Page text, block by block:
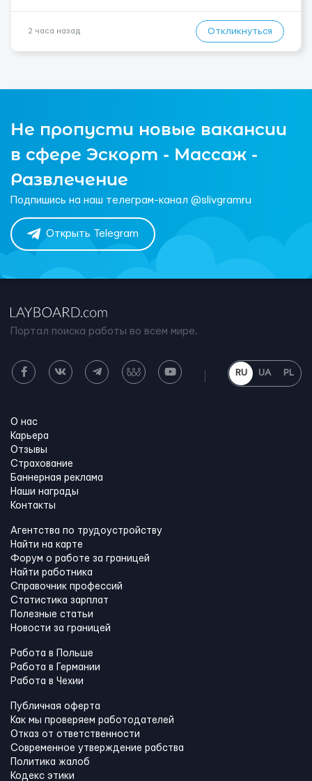
2 часа назад Откликнуться
Не пропусти новые вакансии
в сфере Эскорт - Массаж -
Развлечение
Подпишись на наш телеграм-канал @slivgramru
Открыть Telegram
Портал поиска работы во всем мире.
RU UA PL
О нас
Карьера
Отзывы
Страхование
Баннерная реклама
Наши награды
Контакты
Агентства по трудоустройству
Найти на карте
Форум о работе за границей
Найти работника
Справочник профессий
Статистика зарплат
Полезные статьи
Новости за границей
Работа в Польше
Работа в Германии
Работа в Чехии
Публичная оферта
Как мы проверяем работодателей
Отказ от ответственности
Современное утверждение рабства
Политика жалоб
Кодекс этики